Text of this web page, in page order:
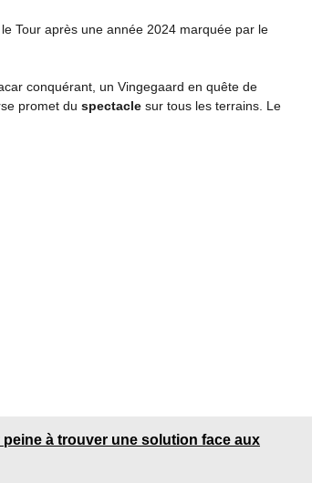
Tour après une année 2024 marquée par le
conquérant, un Vingegaard en quête de
promet du spectacle sur tous les terrains. Le
à trouver une solution face aux